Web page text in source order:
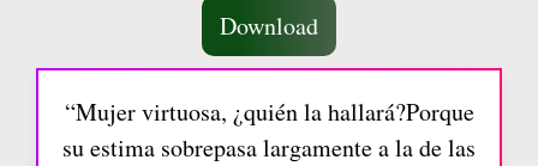
Download
“Mujer virtuosa, ¿quién la hallará?Porque
su estima sobrepasa largamente a la de las